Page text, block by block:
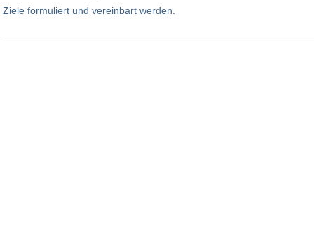
Ziele formuliert und vereinbart werden.